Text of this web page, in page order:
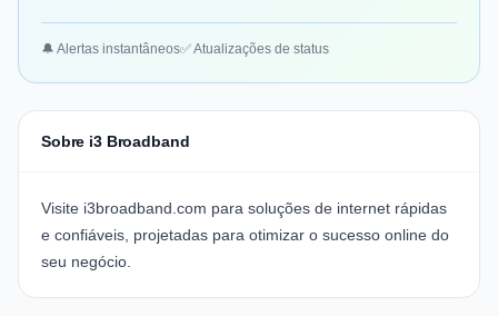
🔔 Alertas instantâneos✅ Atualizações de status
Sobre i3 Broadband
Visite i3broadband.com para soluções de internet rápidas
e confiáveis, projetadas para otimizar o sucesso online do
seu negócio.